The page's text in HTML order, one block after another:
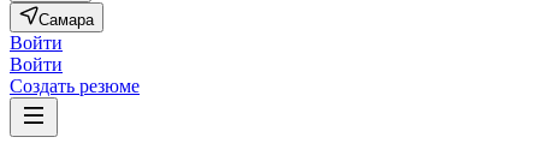
Самара
Войти
Войти
Создать резюме